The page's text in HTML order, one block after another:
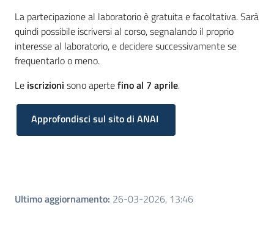
La partecipazione al laboratorio è gratuita e facoltativa. Sarà
quindi possibile iscriversi al corso, segnalando il proprio
interesse al laboratorio, e decidere successivamente se
frequentarlo o meno.
Le iscrizioni sono apertefino al 7 aprile.
Approfondisci sul sito di ANAI
Ultimo aggiornamento: 26-03-2026, 13:46